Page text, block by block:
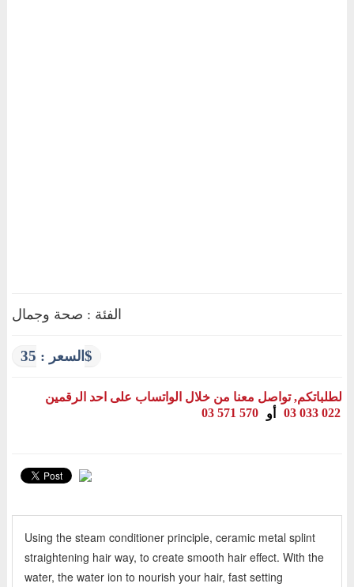
الفئة : صحة وجمال
السعر :35$
لطلباتكم, تواصل معنا من خلال الواتساب على احد الرقمين
03 571 570
أو 03 033 022
Using the steam conditioner principle, ceramic metal splint
straightening hair way, to create smooth hair effect. With the
water, the water ion to nourish your hair, fast setting